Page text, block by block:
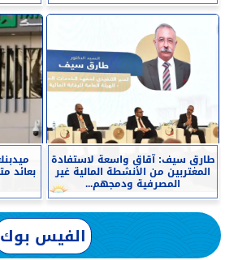
طارق سيف: آقاق واسعة لاستفادة
المغتربين من الأنشطة المالية غير
المصرفية ودمجهم...
الفيس بوك